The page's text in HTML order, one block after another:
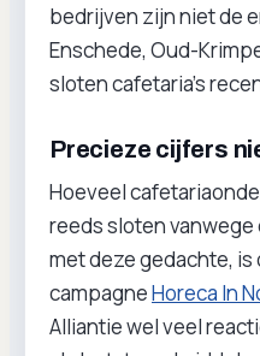
bedrijven zijn niet de
Enschede, Oud-
sloten cafetaria’s
Precieze cijfers
Hoeveel
reeds sloten
met deze gedachte, is
campagneHoreca In
Alliantie wel veel